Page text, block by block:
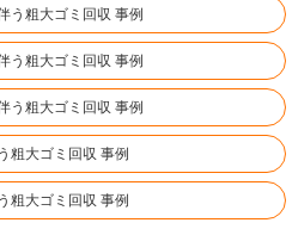
う粗大ゴミ回収 事例
う粗大ゴミ回収 事例
う粗大ゴミ回収 事例
粗大ゴミ回収 事例
粗大ゴミ回収 事例